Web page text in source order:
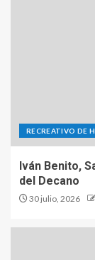
RECREATIVO DE
Iván Benito,
del Decano
30 julio, 2026